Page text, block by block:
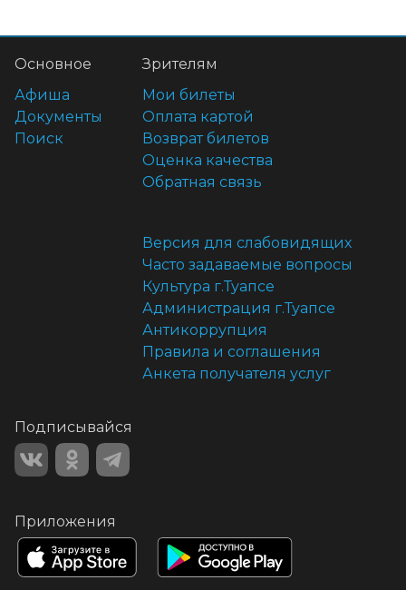
Основное
Афиша
Документы
Поиск
Зрителям
Мои билеты
Оплата картой
Возврат билетов
Оценка качества
Обратная связь
Версия для слабовидящих
Часто задаваемые вопросы
Культура г.Туапсе
Администрация г.Туапсе
Антикоррупция
Правила и соглашения
Анкета получателя услуг
Подписывайся
Приложения